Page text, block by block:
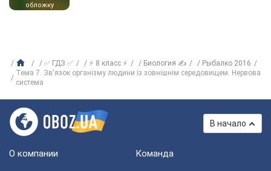
обложку
✅ ГДЗ ✅ ⚡ 8 класс ⚡ Биология ✍
Рыбалко 2016
Тема 7. Зв'язок організму людини із зовнішнім середовищем. Нервова
система
В начало
О компании Команда